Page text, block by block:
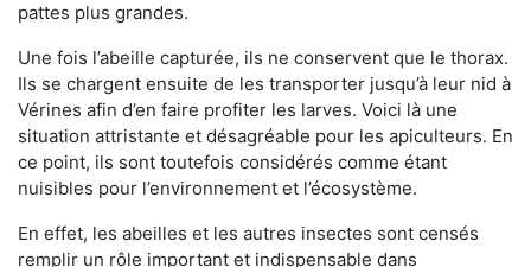
pattes plus grandes.
Une fois l’abeille capturée, ils ne conservent que le thorax.
Ils se chargent ensuite de les transporter jusqu’à leur nid à
Vérines afin d’en faire profiter les larves. Voici là une
situation attristante et désagréable pour les apiculteurs. En
ce point, ils sont toutefois considérés comme étant
nuisibles pour l’environnement et l’écosystème.
En effet, les abeilles et les autres insectes sont censés
remplir un rôle important et indispensable dans